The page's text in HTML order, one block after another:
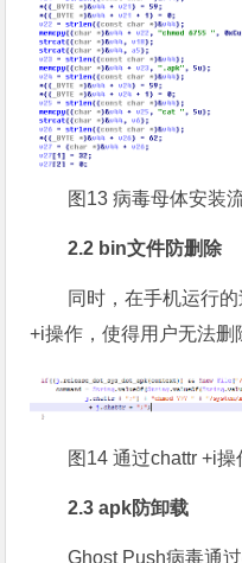
图13 病毒母体安装
2.2 bin文件防删除
同时，在手机运行
+i操作，使得用户无法删
图14 通过chattr +i
2.3 apk防卸载
Ghost Push病毒通